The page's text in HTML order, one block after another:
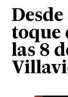
toque
las 8